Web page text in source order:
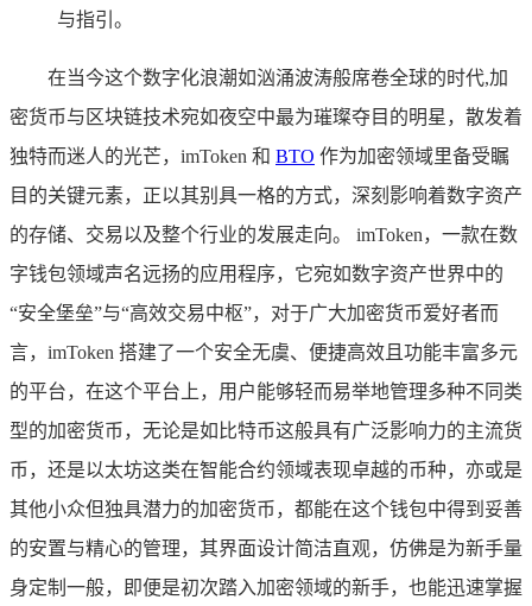
与指引。
在当今这个数字化浪潮如汹涌波涛般席卷全球的时代,加
密货币与区块链技术宛如夜空中最为璀璨夺目的明星，散发着
独特而迷人的光芒，imToken 和 BTO 作为加密领域里备受瞩
目的关键元素，正以其别具一格的方式，深刻影响着数字资产
的存储、交易以及整个行业的发展走向。 imToken，一款在数
字钱包领域声名远扬的应用程序，它宛如数字资产世界中的
“安全堡垒”与“高效交易中枢”，对于广大加密货币爱好者而
言，imToken 搭建了一个安全无虞、便捷高效且功能丰富多元
的平台，在这个平台上，用户能够轻而易举地管理多种不同类
型的加密货币，无论是如比特币这般具有广泛影响力的主流货
币，还是以太坊这类在智能合约领域表现卓越的币种，亦或是
其他小众但独具潜力的加密货币，都能在这个钱包中得到妥善
的安置与精心的管理，其界面设计简洁直观，仿佛是为新手量
身定制一般，即便是初次踏入加密领域的新手，也能迅速掌握